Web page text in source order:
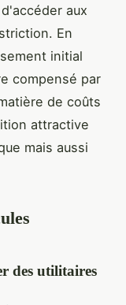
aux
En
initial
compensé par
de coûts
attractive
mais aussi
des utilitaires